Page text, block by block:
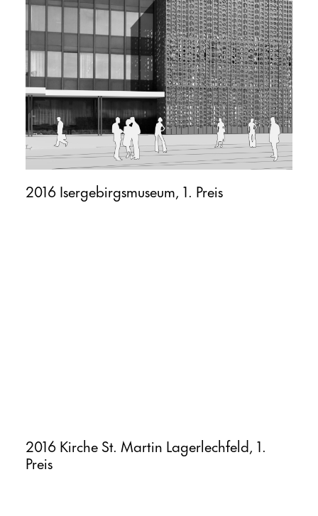
2016 Isergebirgsmuseum, 1. Preis
2016 Kirche St. Martin Lagerlechfeld, 1.
Preis